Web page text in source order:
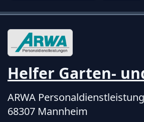
Helfer Garten-
ARWA
68307 Mannheim